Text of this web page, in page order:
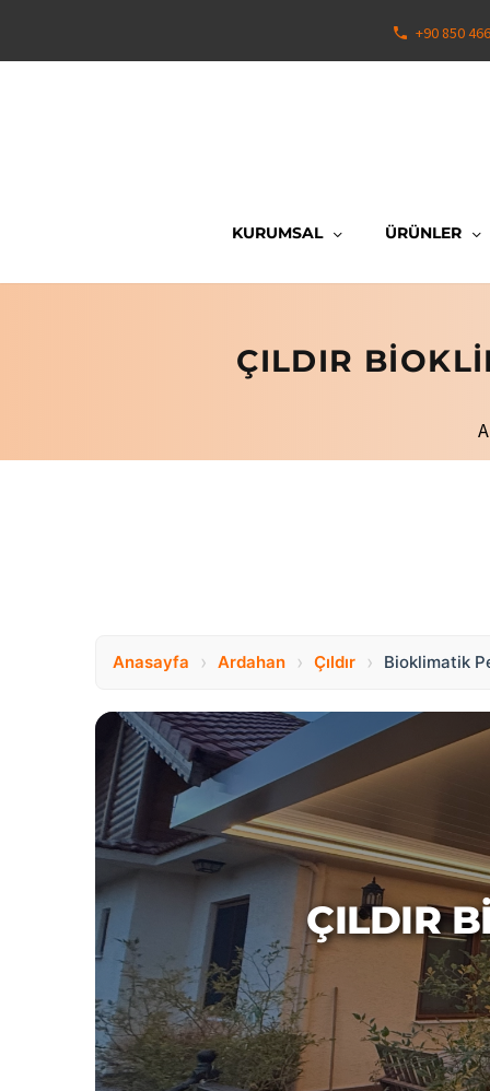
+90 850
KURUMSAL ÜRÜNLER
ÇILDIR
Anasayfa › Ardahan › Çıldır › Bioklimatik
ÇILDIR